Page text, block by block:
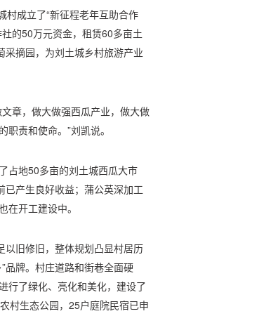
村成立了“新征程老年互助合作
的50万元资金，租赁60多亩土
摘园，为刘土城乡村旅游产业
章，做大做强西瓜产业，做大做
责和使命。”刘凯说。
占地50多亩的刘土城西瓜大市
产生良好收益；蒲公英深加工
开工建设中。
以旧修旧，整体规划凸显村居历
品牌。村庄道路和街巷全面硬
行了绿化、亮化和美化，建设了
村生态公园，25户庭院民宿已申